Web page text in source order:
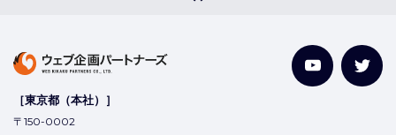
［東京都（本社）］
〒150-0002